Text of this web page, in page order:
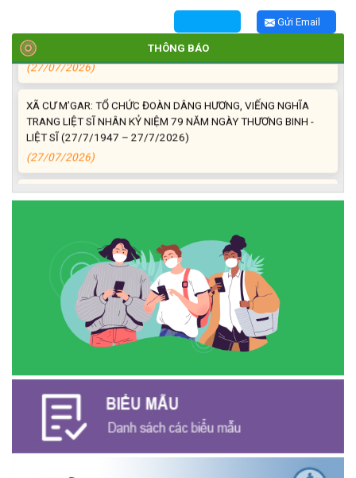
Gửi Email
THÔNG BÁO
HỘI NGƯỜI CAO TUỔI XÃ CƯ M’GAR: SƠ KẾT CÔNG TÁC HỘI 6
THÁNG ĐẦU NĂM VÀ KIỆN TOÀN TỔ CHỨC CHI HỘI SAU SÁP
NHẬP
(27/07/2026)
XÃ CƯ M’GAR: TỔ CHỨC ĐOÀN DÂNG HƯƠNG, VIẾNG NGHĨA
TRANG LIỆT SĨ NHÂN KỶ NIỆM 79 NĂM NGÀY THƯƠNG BINH -
LIỆT SĨ (27/7/1947 – 27/7/2026)
(27/07/2026)
THĂM, TẶNG QUÀ GIA ĐÌNH CHÍNH SÁCH NHÂN KỶ NIỆM 79
Phát biểu bế mạc Hội nghị Trung ương 3, khóa XIV của Tổng Bí
thư, Chủ tịch nước Tô Lâm
(26/07/2026)
NGÂN HÀNG CHÍNH SÁCH XÃ HỘI CƯ M’GAR: TỔ CHỨC CHO
QUỐC
(24/07/2026)
HỘI NÔNG DÂN XÃ CƯ M’GAR ĐẠI DIỆN TỈNH ĐẮK LẮK QUẢNG
BÁ SẢN PHẨM OCOP TẠI TUẦN LỄ NÔNG SẢN VÀ SẢN PHẨM